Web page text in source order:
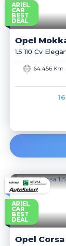
ARIEL
CAR
BEST
DEAL
Opel
1.5 110 Cv
64.456 Km
ARIEL
CAR
BEST
DEAL
Opel Corsa